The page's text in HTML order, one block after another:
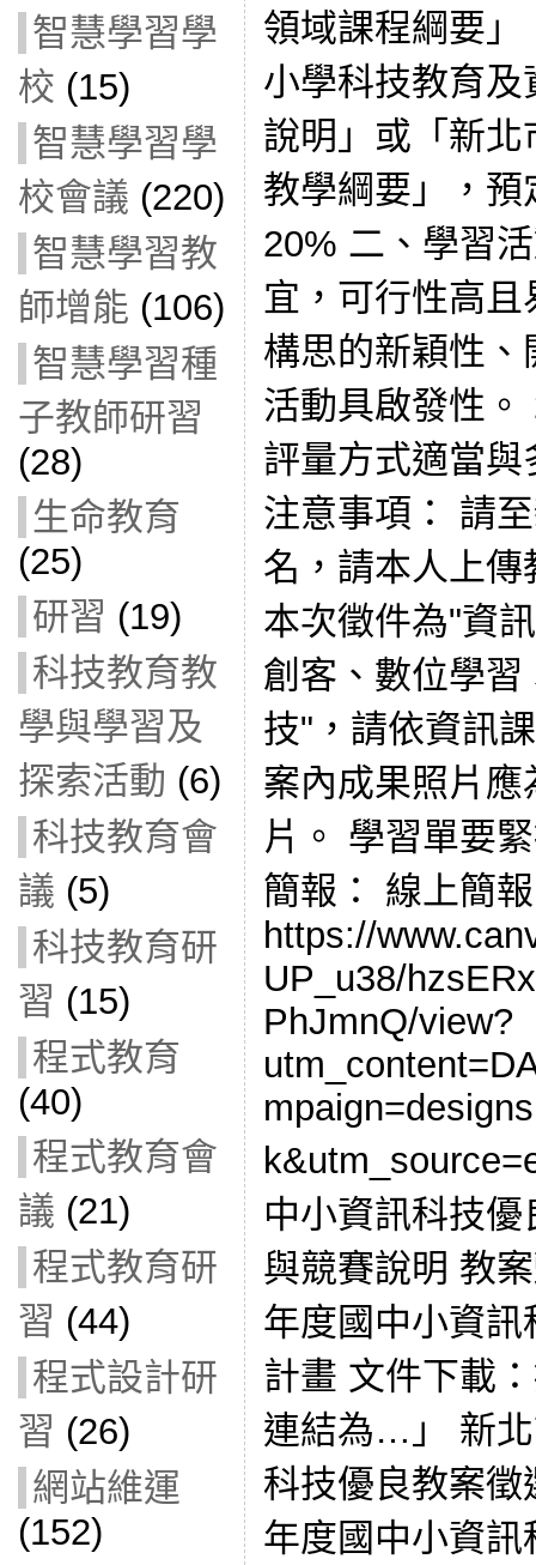
智慧學習學
校 (15)
智慧學習學
校會議 (220)
智慧學習教
師增能 (106)
智慧學習種
子教師研習
(28)
生命教育
(25)
研習 (19)
科技教育教
學與學習及
探索活動 (6)
科技教育會
議 (5)
科技教育研
習 (15)
程式教育
(40)
程式教育會
議 (21)
程式教育研
習 (44)
程式設計研
習 (26)
網站維運
(152)
領域課程綱要
小學科技教育
說明」或「新
教學綱要」，
20% 二、學習
宜，可行性高
構思的新穎性
活動具啟發性
評量方式適當
注意事項： 請
名，請本人上
本次徵件為"資
創客、數位學
技"，請依資訊
案內成果照片
片。 學習單要
簡報： 線上簡
https://
UP_u38/
PhJmnQ/view?
中小資訊科技
與競賽說明 教
年度國中小資
計畫 文件下載
連結為…」 新
科技優良教案
年度國中小資